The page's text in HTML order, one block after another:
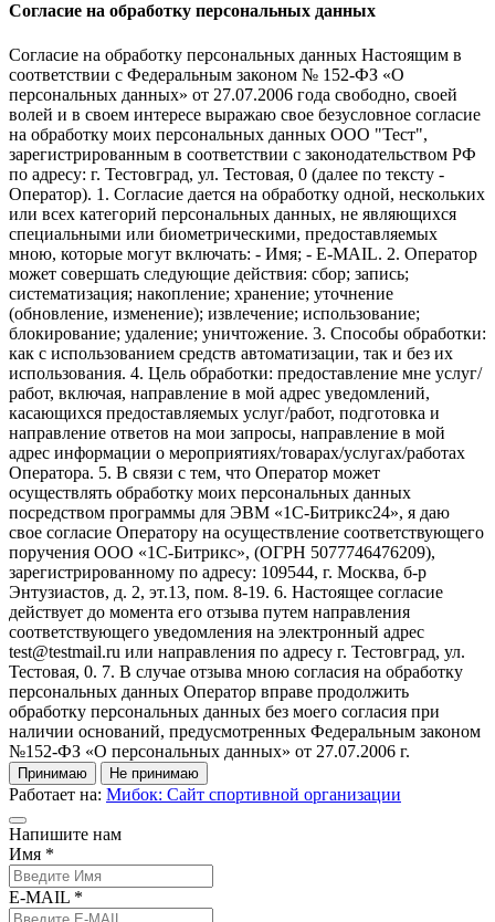
Согласие на обработку персональных данных
Согласие на обработку персональных данных Настоящим в
соответствии с Федеральным законом № 152-ФЗ «О
персональных данных» от 27.07.2006 года свободно, своей
волей и в своем интересе выражаю свое безусловное согласие
на обработку моих персональных данных ООО "Тест",
зарегистрированным в соответствии с законодательством РФ
по адресу: г. Тестовград, ул. Тестовая, 0 (далее по тексту -
Оператор). 1. Согласие дается на обработку одной, нескольких
или всех категорий персональных данных, не являющихся
специальными или биометрическими, предоставляемых
мною, которые могут включать: - Имя; - E-MAIL. 2. Оператор
может совершать следующие действия: сбор; запись;
систематизация; накопление; хранение; уточнение
(обновление, изменение); извлечение; использование;
блокирование; удаление; уничтожение. 3. Способы обработки:
как с использованием средств автоматизации, так и без их
использования. 4. Цель обработки: предоставление мне услуг/
работ, включая, направление в мой адрес уведомлений,
касающихся предоставляемых услуг/работ, подготовка и
направление ответов на мои запросы, направление в мой
адрес информации о мероприятиях/товарах/услугах/работах
Оператора. 5. В связи с тем, что Оператор может
осуществлять обработку моих персональных данных
посредством программы для ЭВМ «1С-Битрикс24», я даю
свое согласие Оператору на осуществление соответствующего
поручения ООО «1С-Битрикс», (ОГРН 5077746476209),
зарегистрированному по адресу: 109544, г. Москва, б-р
Энтузиастов, д. 2, эт.13, пом. 8-19. 6. Настоящее согласие
действует до момента его отзыва путем направления
соответствующего уведомления на электронный адрес
test@testmail.ru или направления по адресу г. Тестовград, ул.
Тестовая, 0. 7. В случае отзыва мною согласия на обработку
персональных данных Оператор вправе продолжить
обработку персональных данных без моего согласия при
наличии оснований, предусмотренных Федеральным законом
№152-ФЗ «О персональных данных» от 27.07.2006 г.
Принимаю Не принимаю
Работает на: Мибок: Сайт спортивной организации
Напишите нам
Имя *
E-MAIL *